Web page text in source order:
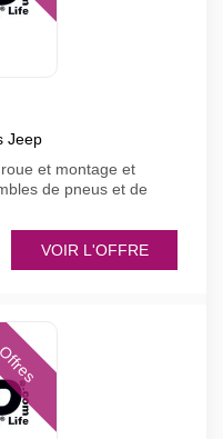
Jeep
et montage et
de pneus et de
VOIR L'OFFRE